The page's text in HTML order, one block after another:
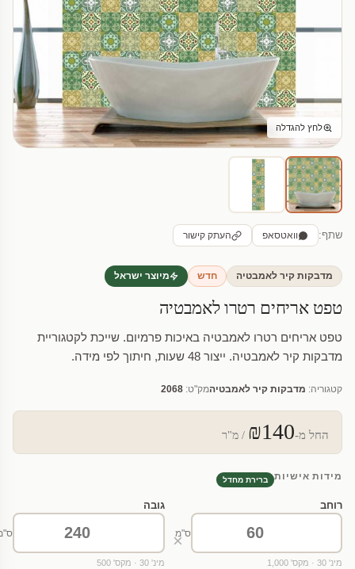
לחץ להגדלה
שתף: וואטסאפ העתק קישור
מדבקות קיר לאמבטיה חדש מיוצר ישראל
טפט אריחים רטרו לאמבטיה
טפט אריחים רטרו לאמבטיה באיכות פרמיום. שייכת לקטגוריית
מדבקות קיר לאמבטיה. ייצור 48 שעות, חיתוך לפי מידה.
קטגוריה: מדבקות קיר לאמבטיהמק"ט: 2068
החל מ-₪140 / מ"ר
מידות אישיות ברירת מחדל
רוחב
ס"מ
מינ' 30 · מקס' 1,000
×
גובה
מינ' 30 · מקס' 500